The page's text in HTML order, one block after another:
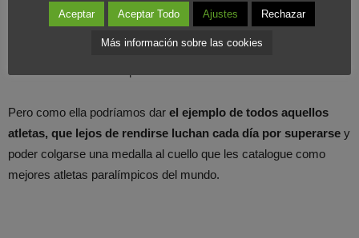
ganó cinco medallas. Y luego seis en Atenas. Y cinco más en
Pekín. Y otras seis en Londres. Este año, Teresa Perales,
protagonista del libroA por más,espera repetir éxito y alcanzar
de nuevo el sueño olímpico de las medallas.
Pero como ella podríamos dar el ejemplo de todos aquellos
atletas, que lejos de rendirse luchan cada día por superarse y
poder colgarse una medalla al cuello que les catalogue como
mejores atletas paralímpicos del mundo.
Aceptar Aceptar Todo Ajustes Rechazar
Más información sobre las cookies